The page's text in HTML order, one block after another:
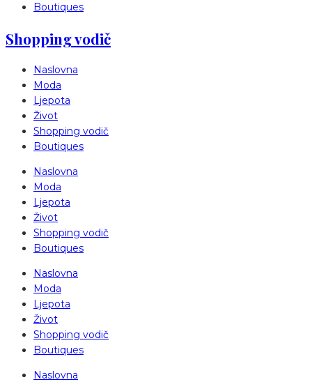
Boutiques
Shopping vodič
Naslovna
Moda
Ljepota
Život
Shopping vodič
Boutiques
Naslovna
Moda
Ljepota
Život
Shopping vodič
Boutiques
Naslovna
Moda
Ljepota
Život
Shopping vodič
Boutiques
Naslovna